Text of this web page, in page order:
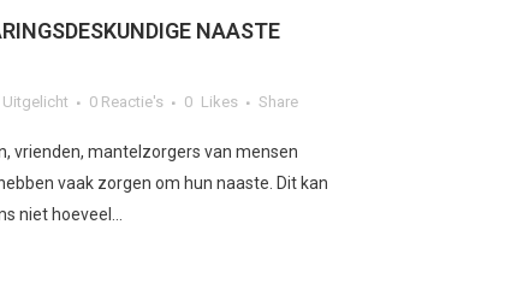
NAASTE
Uitgelicht 0 Reactie's 0 Likes Share
vrienden, mantelzorgers van mensen
vaak zorgen om hun naaste. Dit kan
niet hoeveel...